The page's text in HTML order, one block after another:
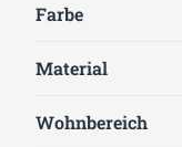
Farbe
Material
Wohnbereich